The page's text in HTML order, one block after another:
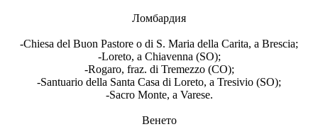
Ломбардия
-Chiesa del Buon Pastore o di S. Maria della Carita, a Brescia;
-Loreto, a Chiavenna (SO);
-Rogaro, fraz. di Tremezzo (CO);
-Santuario della Santa Casa di Loreto, a Tresivio (SO);
-Sacro Monte, a Varese.
Венето